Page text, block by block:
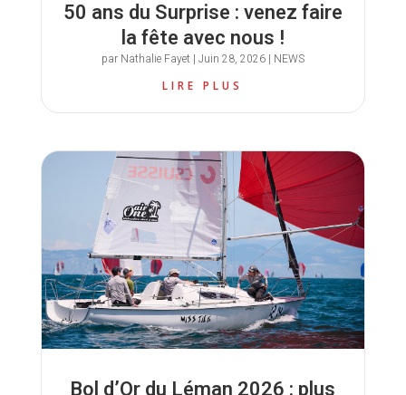
50 ans du Surprise : venez faire
la fête avec nous !
par Nathalie Fayet| Juin 28, 2026| NEWS
LIRE PLUS